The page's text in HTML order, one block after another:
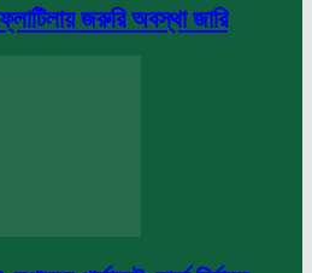
জরুরি অবস্থা জারি